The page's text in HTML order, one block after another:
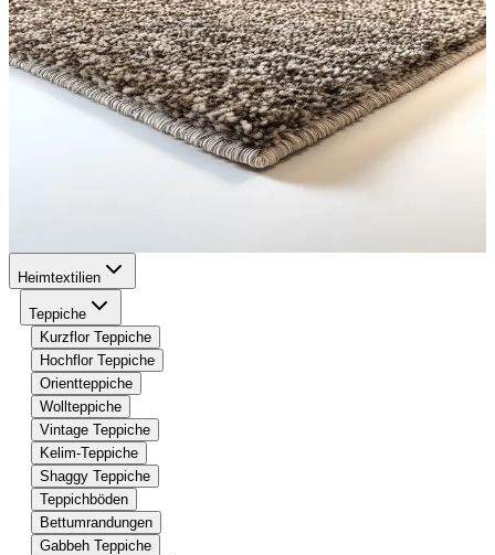
Heimtextilien
Teppiche
Kurzflor Teppiche
Hochflor Teppiche
Orientteppiche
Wollteppiche
Vintage Teppiche
Kelim-Teppiche
Shaggy Teppiche
Teppichböden
Bettumrandungen
Gabbeh Teppiche